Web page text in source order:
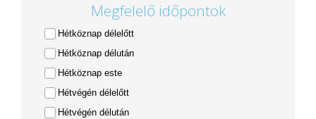
Megfelelő időpontok
Hétköznap délelőtt
Hétköznap délután
Hétköznap este
Hétvégén délelőtt
Hétvégén délután